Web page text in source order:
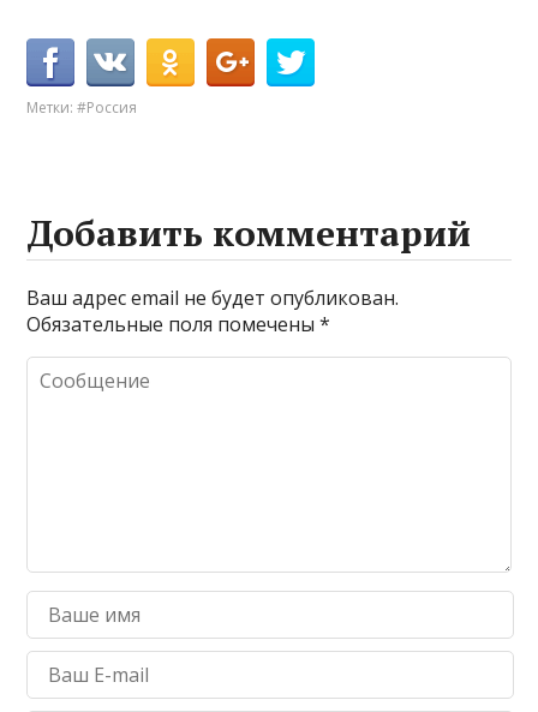
Метки:#Россия
Добавить комментарий
Ваш адрес email не будет опубликован.
Обязательные поля помечены*